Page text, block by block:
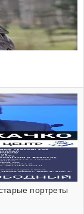
портреты